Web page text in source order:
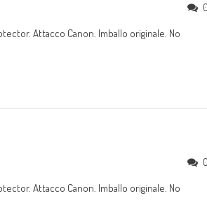
Attacco Canon. Imballo originale. No
Attacco Canon. Imballo originale. No